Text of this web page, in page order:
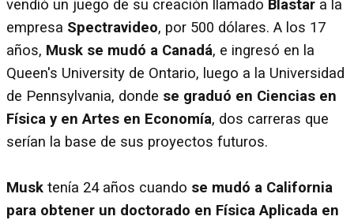
vendió un juego de su creación llamado Blastar a la
empresa Spectravideo, por 500 dólares. A los 17
años, Musk se mudó a Canadá, e ingresó en la
Queen's University de Ontario, luego a la Universidad
de Pennsylvania, donde se graduó en Ciencias en
Física y en Artes en Economía, dos carreras que
serían la base de sus proyectos futuros.
Musk tenía 24 años cuando se mudó a California
para obtener un doctorado en Física Aplicada en